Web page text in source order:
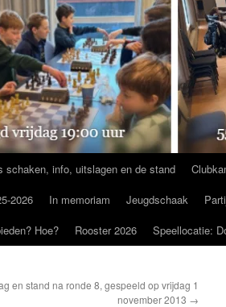
schaken, info, uitslagen en de stand
2026 In memoriam Jeugdschaak
Hoe? Rooster 2026 Speellocatie:
en stand na ronde 8, gespeeld op vrijdag 1
november 2013 →